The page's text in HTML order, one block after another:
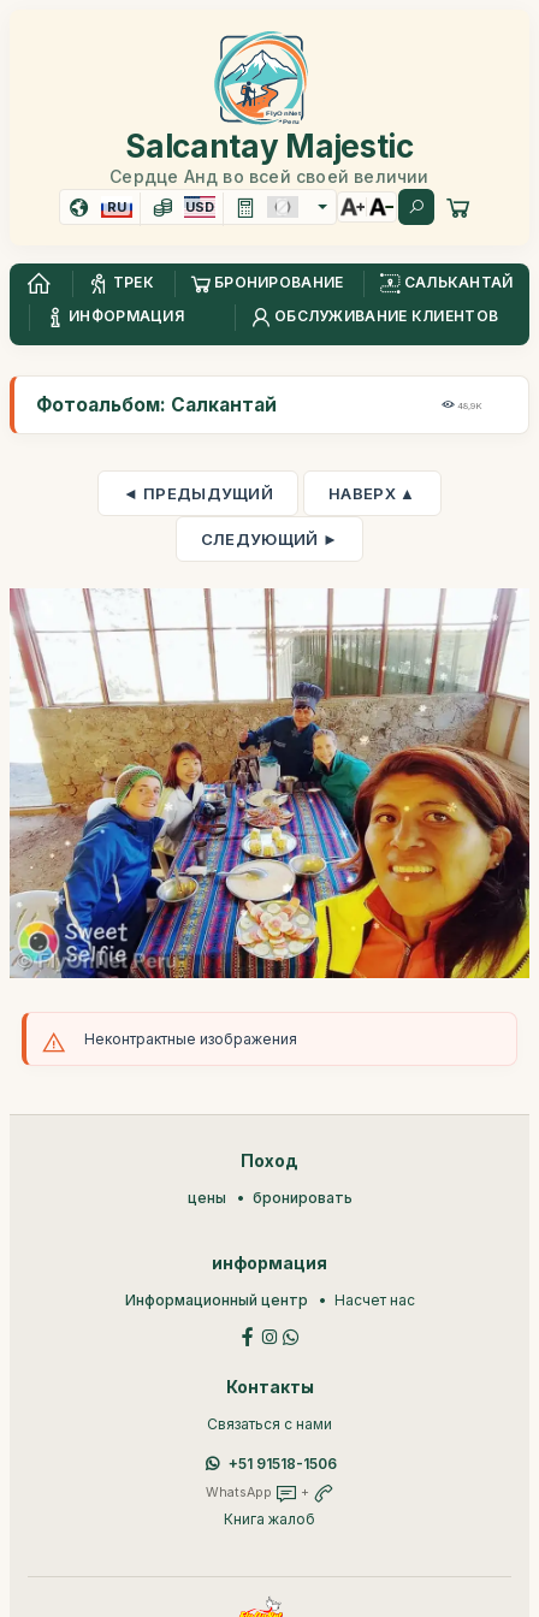
Salcantay Majestic
Сердце Анд во всей своей величии
RU USD
ТРЕК БРОНИРОВАНИЕ
САЛЬКАНТАЙ
ИНФОРМАЦИЯ
ОБСЛУЖИВАНИЕ КЛИЕНТОВ
Фотоальбом: Салкантай 48,9K
◄ ПРЕДЫДУЩИЙ НАВЕРХ ▲
СЛЕДУЮЩИЙ ►
Неконтрактные изображения
Поход
цены бронировать
информация
Информационный центр Насчет нас
Контакты
Связаться с нами
+51 91518-1506
WhatsApp +
Книга жалоб